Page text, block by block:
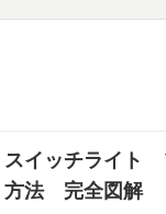
スイッチライト
方法 完全図解